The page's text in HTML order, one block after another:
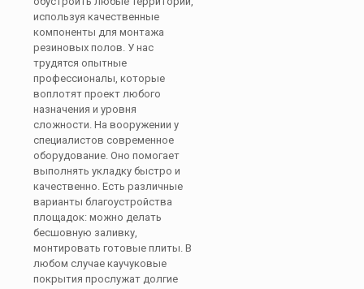
используя качественные
компоненты для монтажа
резиновых полов. У нас
трудятся опытные
профессионалы, которые
воплотят проект любого
назначения и уровня
сложности. На вооружении у
специалистов современное
оборудование. Оно помогает
выполнять укладку быстро и
качественно. Есть различные
варианты благоустройства
площадок: можно делать
бесшовную заливку,
монтировать готовые плиты. В
любом случае каучуковые
покрытия прослужат долгие